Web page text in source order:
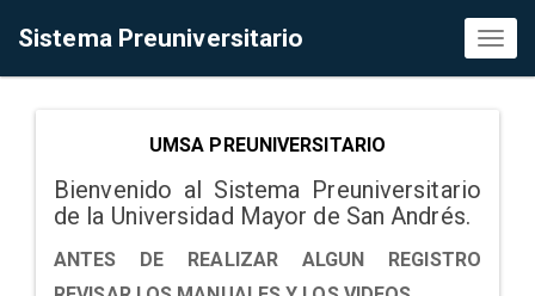
Sistema Preuniversitario
UMSA PREUNIVERSITARIO
Bienvenido al Sistema Preuniversitario
de la Universidad Mayor de San Andrés.
ANTES DE REALIZAR ALGUN REGISTRO